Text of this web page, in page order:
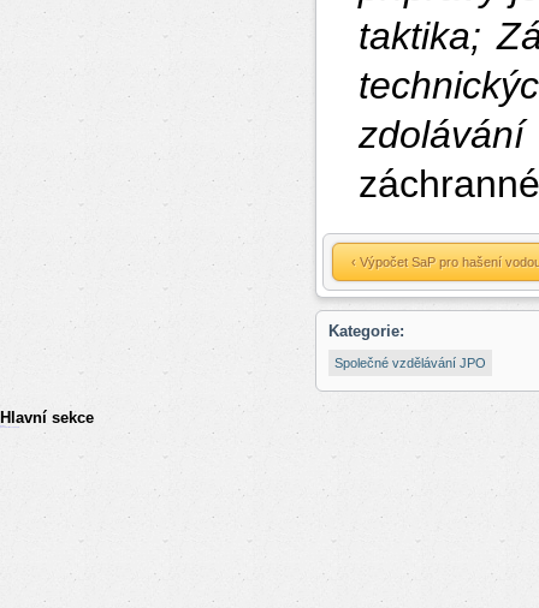
taktika;
‹ Výpočet SaP pro hašení
Kategorie:
Společné vzdělávání JPO
Hlavní sekce